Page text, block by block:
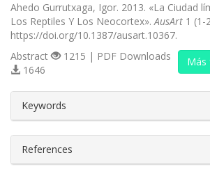
Ahedo Gurrutxaga, Igor. 2013. «La Ciudad
Los Reptiles Y Los Neocortex».AusArt 1 (1-
https://doi.org/10.1387/ausart.10367.
Más
Abstract
1215 | PDF Downloads
1646
Keywords
References